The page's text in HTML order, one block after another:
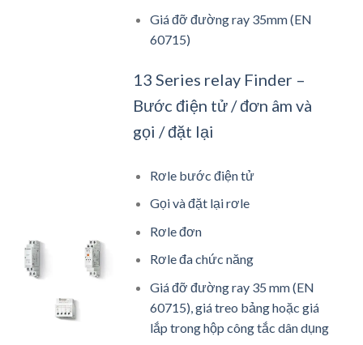
Giá đỡ đường ray 35mm (EN
60715)
13 Series relay Finder –
Bước điện tử / đơn âm và
gọi / đặt lại
Rơle bước điện tử
Gọi và đặt lại rơle
Rơle đơn
Rơle đa chức năng
Giá đỡ đường ray 35 mm (EN
60715), giá treo bảng hoặc giá
lắp trong hộp công tắc dân dụng